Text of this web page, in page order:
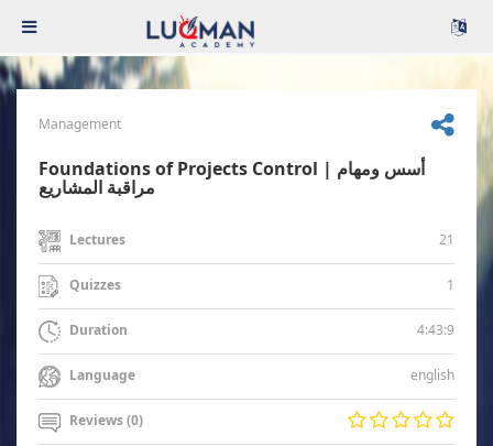
Management
Foundations of Projects Control | أسس ومهام
مراقبة المشاريع
Lectures 21
Quizzes 1
Duration 4:43:9
Language english
Reviews (0)